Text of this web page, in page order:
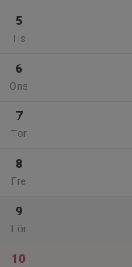
5
Tis
6
Ons
7
Tor
8
Fre
9
Lör
10